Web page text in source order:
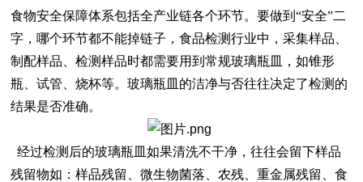
食物安全保障体系包括全产业链各个环节。要做到“安全”二
字，哪个环节都不能掉链子 ，食品检测行业中，采集样品、
制配样品、检测样品时都需要用到常规玻璃瓶皿，如锥形
瓶、试管、烧杯等。玻璃瓶皿的洁净与否往往决定了检测的
结果是否准确。
经过检测后的玻璃瓶皿如果清洗不干净，往往会留下样品
残留物如：样品残留、微生物菌落、农残、重金属残留、食